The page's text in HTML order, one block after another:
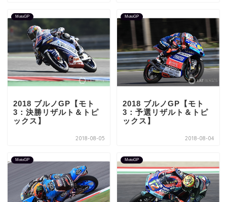
MotoGP
2018 ブルノGP【モト
3：決勝リザルト＆トピ
ックス】
2018-08-05
MotoGP
2018 ブルノGP【モト
3：予選リザルト＆トピ
ックス】
2018-08-04
MotoGP MotoGP